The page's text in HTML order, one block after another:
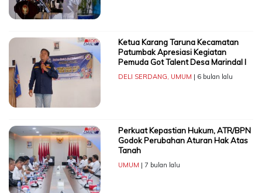
Ketua Karang Taruna Kecamatan
Patumbak Apresiasi Kegiatan
Pemuda Got Talent Desa Marindal I
DELI SERDANG, UMUM | 6 bulan lalu
Perkuat Kepastian Hukum, ATR/BPN
Godok Perubahan Aturan Hak Atas
Tanah
UMUM | 7 bulan lalu